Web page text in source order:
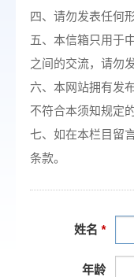
四、请勿发表任何
五、本信箱只用于
之间的交流，请勿
六、本网站拥有发
不符合本须知规定
七、如在本栏目留
条款。
姓名 *
年龄